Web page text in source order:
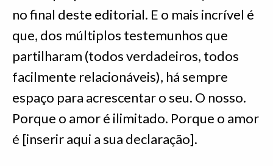
no final deste editorial. E o mais incrível é
que, dos múltiplos testemunhos que
partilharam (todos verdadeiros, todos
facilmente relacionáveis), há sempre
espaço para acrescentar o seu. O nosso.
Porque o amor é ilimitado. Porque o amor
é [inserir aqui a sua declaração].